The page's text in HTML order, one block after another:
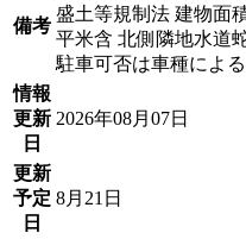
備考
盛土等規制法 建物面
平米含 北側隣地水道
駐車可否は車種による
情報
更新
日
2026年08月07日
更新
予定
日
8月21日